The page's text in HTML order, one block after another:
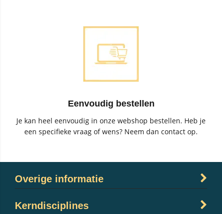
Eenvoudig bestellen
Je kan heel eenvoudig in onze webshop bestellen. Heb je
een specifieke vraag of wens? Neem dan contact op.
Overige informatie
Kerndisciplines